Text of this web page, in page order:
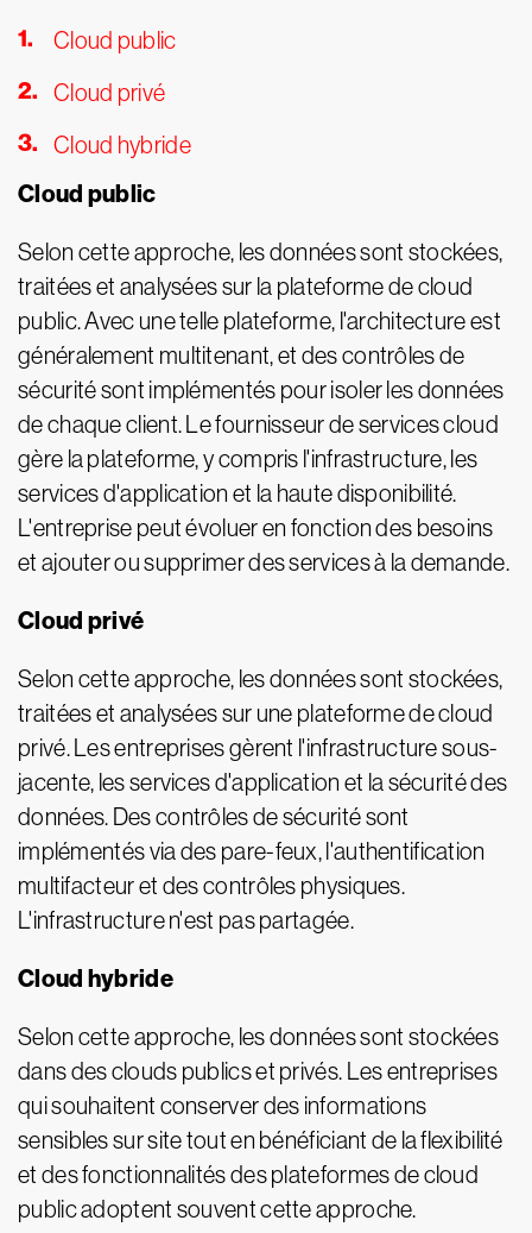
Cloud public
Cloud privé
Cloud hybride
Cloud public
Selon cette approche, les données sont stockées,
traitées et analysées sur la plateforme de cloud
public. Avec une telle plateforme, l'architecture est
généralement multitenant, et des contrôles de
sécurité sont implémentés pour isoler les données
de chaque client. Le fournisseur de services cloud
gère la plateforme, y compris l'infrastructure, les
services d'application et la haute disponibilité.
L'entreprise peut évoluer en fonction des besoins
et ajouter ou supprimer des services à la demande.
Cloud privé
Selon cette approche, les données sont stockées,
traitées et analysées sur une plateforme de cloud
privé. Les entreprises gèrent l'infrastructure sous-
jacente, les services d'application et la sécurité des
données. Des contrôles de sécurité sont
implémentés via des pare-feux, l'authentification
multifacteur et des contrôles physiques.
L'infrastructure n'est pas partagée.
Cloud hybride
Selon cette approche, les données sont stockées
dans des clouds publics et privés. Les entreprises
qui souhaitent conserver des informations
sensibles sur site tout en bénéficiant de la flexibilité
et des fonctionnalités des plateformes de cloud
public adoptent souvent cette approche.